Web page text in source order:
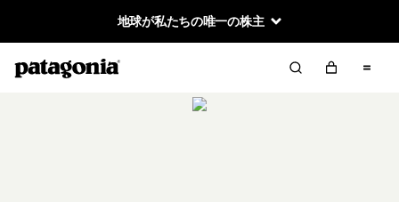
地球が私たちの唯一の株主